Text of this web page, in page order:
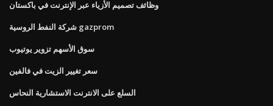
وظائف تصميم الأزياء عبر الإنترنت في باكستان
شركة النفط الروسية gazprom
سوق الأسهم تزوير يوتيوب
سعر تغيير الزيت في فالفين
السلع على الانترنت الاستشارية النحاس